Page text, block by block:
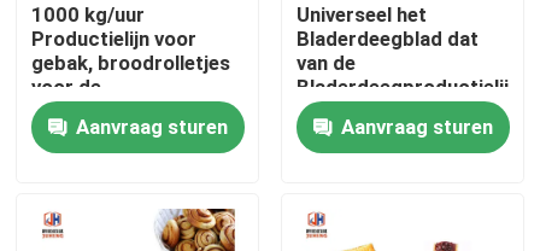
Huis
Producten
Ongeveer ons
1000 kg/uur
Productielijn voor
gebak, broodrolletjes
voor de
voedselfabriek
Aanvraag sturen
Universeel het
Bladerdeegblad dat
van de
Bladerdeegproductielijn
Machine maakt
Aanvraag sturen